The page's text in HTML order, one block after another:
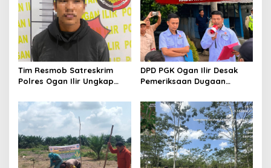
Tim Resmob Satreskrim
Polres Ogan Ilir Ungkap
dengan Pemberatan, Satu
Terduga Pelaku Diamankan
DPD PGK Ogan Ilir Desak
Pemeriksaan Dugaan
Sertifikasi Guru, Minta
Proses Berjalan
Transparan